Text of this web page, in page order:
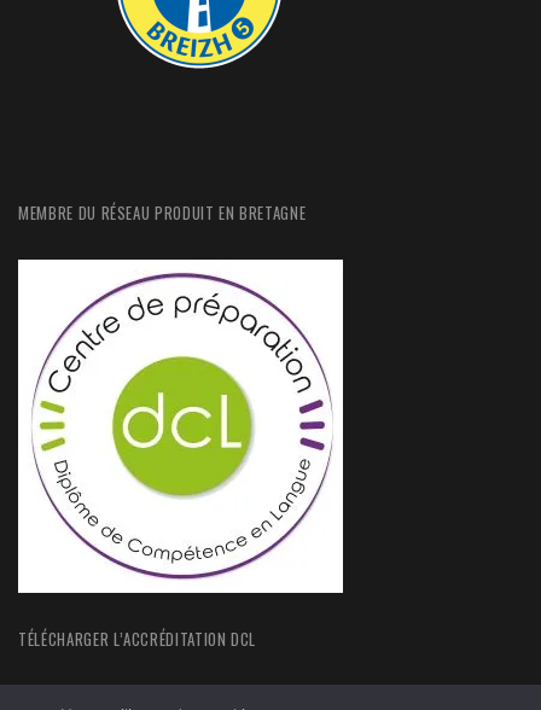
MEMBRE DU RÉSEAU PRODUIT EN BRETAGNE
TÉLÉCHARGER L’ACCRÉDITATION DCL